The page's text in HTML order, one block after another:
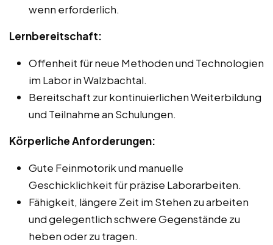
wenn erforderlich.
Lernbereitschaft:
Offenheit für neue Methoden und Technologien
im Labor in Walzbachtal.
Bereitschaft zur kontinuierlichen Weiterbildung
und Teilnahme an Schulungen.
Körperliche Anforderungen:
Gute Feinmotorik und manuelle
Geschicklichkeit für präzise Laborarbeiten.
Fähigkeit, längere Zeit im Stehen zu arbeiten
und gelegentlich schwere Gegenstände zu
heben oder zu tragen.